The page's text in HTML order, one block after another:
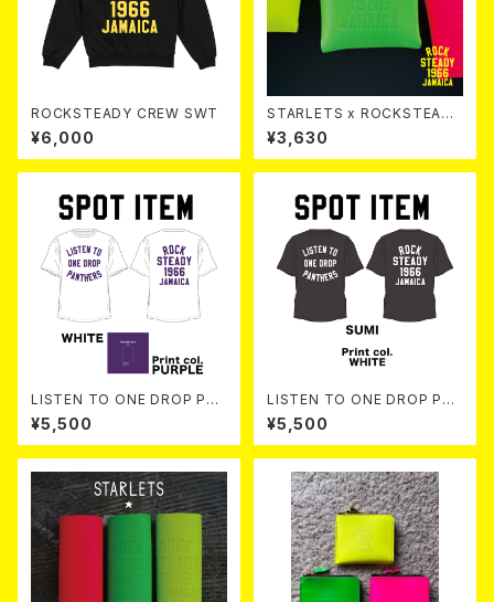
ROCKSTEADY CREW SWT
¥6,000
STARLETS x ROCKSTEADY
Mini Charm
¥3,630
LISTEN TO ONE DROP PAN
THERS TEE 【 White 】
¥5,500
LISTEN TO ONE DROP PAN
THERS TEE 【 Sumi 】
¥5,500